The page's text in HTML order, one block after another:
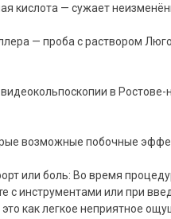
кислота — сужает
— проба с раствором
в
возможные побочные
или боль: Во время
с инструментами или при
как легкое неприятное